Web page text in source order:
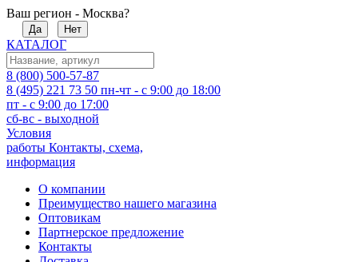
Ваш регион - Москва?
Да Нет
КАТАЛОГ
8 (800) 500-57-87
8 (495) 221 73 50 пн-чт - с 9:00 до 18:00
пт - с 9:00 до 17:00
сб-вс - выходной
Условия
работы Контакты, схема,
информация
О компании
Преимущество нашего магазина
Оптовикам
Партнерское предложение
Контакты